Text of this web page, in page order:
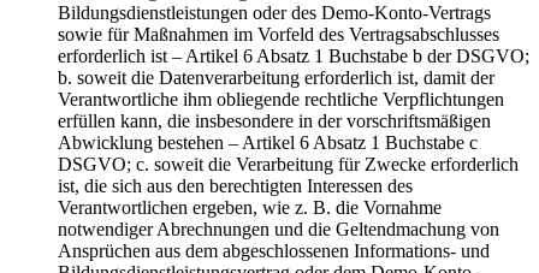
Bildungsdienstleistungen oder des Demo-Konto-Vertrags
sowie für Maßnahmen im Vorfeld des Vertragsabschlusses
erforderlich ist – Artikel 6 Absatz 1 Buchstabe b der DSGVO;
b. soweit die Datenverarbeitung erforderlich ist, damit der
Verantwortliche ihm obliegende rechtliche Verpflichtungen
erfüllen kann, die insbesondere in der vorschriftsmäßigen
Abwicklung bestehen – Artikel 6 Absatz 1 Buchstabe c
DSGVO; c. soweit die Verarbeitung für Zwecke erforderlich
ist, die sich aus den berechtigten Interessen des
Verantwortlichen ergeben, wie z. B. die Vornahme
notwendiger Abrechnungen und die Geltendmachung von
Ansprüchen aus dem abgeschlossenen Informations- und